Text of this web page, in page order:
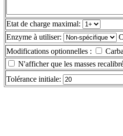
Etat de charge maximal:
Enzyme à utiliser:
Modifications optionnelles :
N'afficher que les masses
Tolérance initiale: